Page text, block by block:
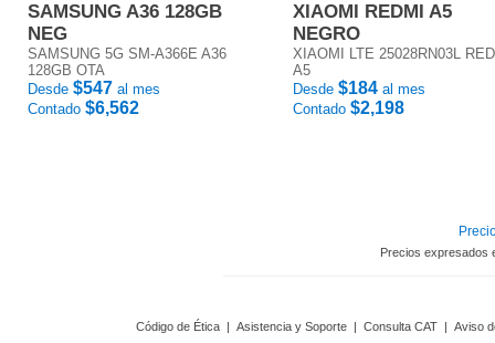
SAMSUNG A36 128GB
NEG
SAMSUNG 5G SM-A366E A36
128GB OTA
Desde $547 al mes
Contado $6,562
XIAOMI REDMI A5
NEGRO
XIAOMI LTE 25028RN03L
A5
Desde $184 al mes
Contado $2,198
Precios expresados
Código de Ética | Asistencia y Soporte | Consulta CAT | Aviso